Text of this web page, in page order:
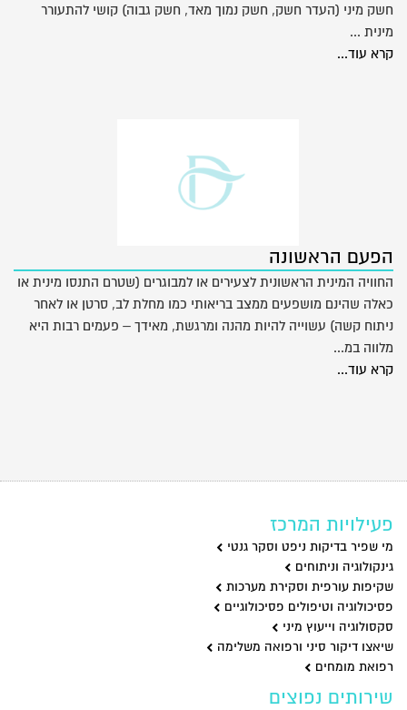
חשק מיני (העדר חשק, חשק נמוך מאד, חשק גבוה) קושי להתעורר
מינית ...
קרא עוד...
הפעם הראשונה
החוויה המינית הראשונית לצעירים או למבוגרים (שטרם התנסו מינית או
כאלה שהינם מושפעים ממצב בריאותי כמו מחלת לב, סרטן או לאחר
ניתוח קשה) עשוייה להיות מהנה ומרגשת, מאידך – פעמים רבות היא
מלווה במ...
קרא עוד...
פעילויות המרכז
מי שפיר בדיקות ניפט וסקר גנטי
גינקולוגיה וניתוחים
שקיפות עורפית וסקירת מערכות
פסיכולוגיה וטיפולים פסיכולוגיים
סקסולוגיה וייעוץ מיני
שיאצו דיקור סיני ורפואה משלימה
רפואת מומחים
שירותים נפוצים